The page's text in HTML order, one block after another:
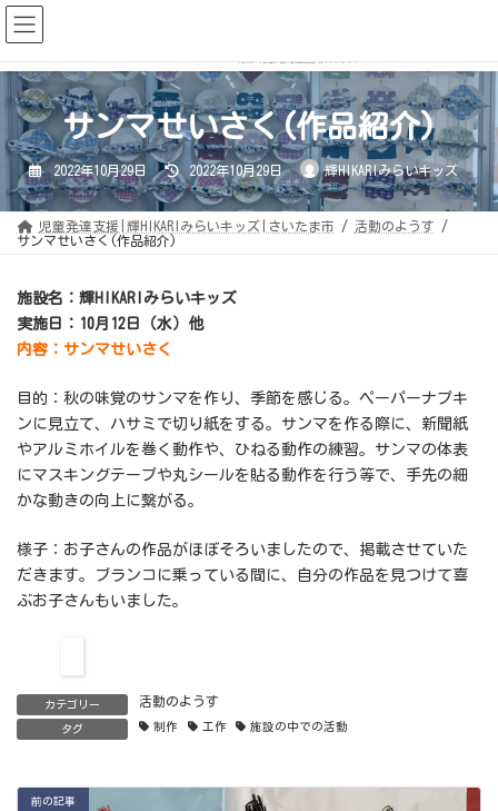
コ
ン
テ
ツ
プ
ナ
ビ
ゲ
シ
動
サンマせいさく(作品紹介)
2022年10月29日
最
終
更
新
日
時
2022年10月29日 輝HIKARIみらいキッズ
児童発達支援|輝HIKARIみらいキッズ|さいたま市
活動のようす
サンマせいさく(作品紹介)
施設名：輝HIKARIみらいキッズ
実施日：10月12日（水）他
内容：サンマせいさく
目的：秋の味覚のサンマを作り、季節を感じる。ペーパーナプキ
ンに見立て、ハサミで切り紙をする。サンマを作る際に、新聞紙
やアルミホイルを巻く動作や、ひねる動作の練習。サンマの体表
にマスキングテープや丸シールを貼る動作を行う等で、手先の細
かな動きの向上に繋がる。
様子：お子さんの作品がほぼそろいましたので、掲載させていた
だきます。ブランコに乗っている間に、自分の作品を見つけて喜
ぶお子さんもいました。
カテゴリー 活動のようす
タグ 制作 工作 施設の中での活動
前の記事